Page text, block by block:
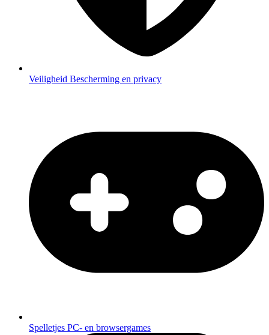
Veiligheid Bescherming en privacy
Spelletjes PC- en browsergames